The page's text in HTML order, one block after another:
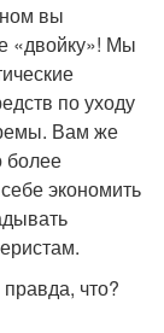
вы
«двойку»! Мы
по уходу
Вам же
более
экономить
что?